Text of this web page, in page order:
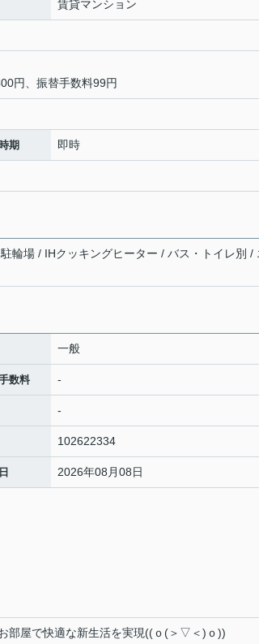
賃貸マンション
円、振替手数料99円
期 即時
輪場 / IHクッキングヒーター / バス・トイレ別 /
一般
数料 -
-
102622334
2026年08月08日
部屋で快適な新生活を実現((ｏ(＞▽＜)ｏ))